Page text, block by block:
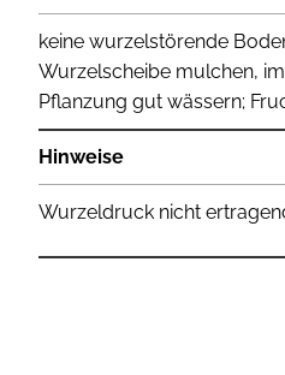
keine wurzelstörende
Wurzelscheibe mulchen,
Pflanzung gut wässern;
Hinweise
Wurzeldruck nicht